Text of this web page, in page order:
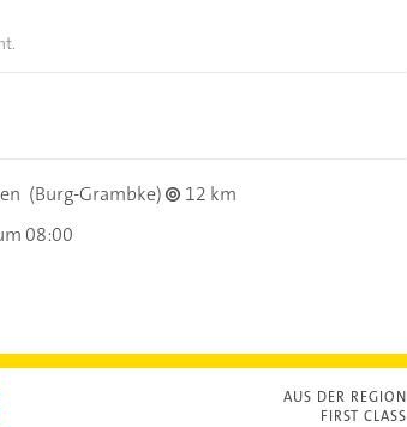
(Burg-Grambke)
12 km
08:00
AUS DER REGION
FIRST CLASS